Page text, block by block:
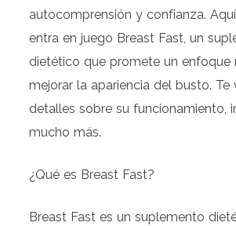
autocomprensión y confianza.
entra en juego Breast Fast, un
dietético que promete un enfoque
mejorar la apariencia del busto.
detalles sobre su funcionamiento,
mucho más.
¿Qué es Breast Fast?
Breast Fast es un suplemento